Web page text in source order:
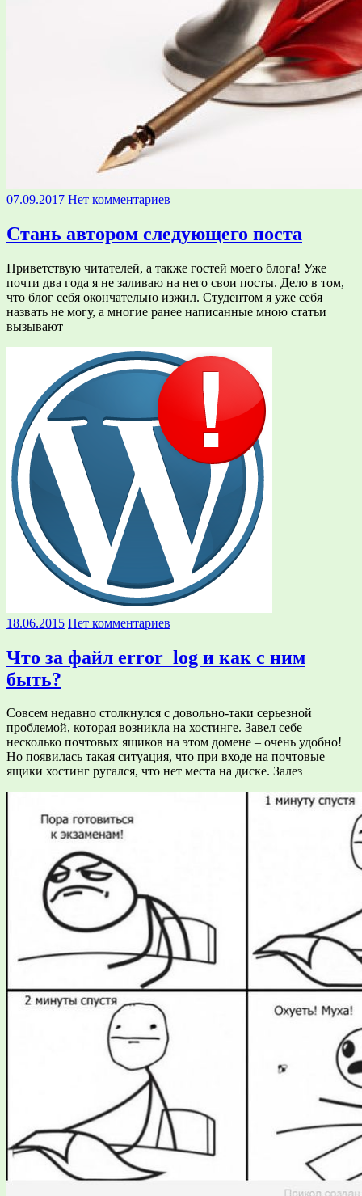
07.09.2017 Нет комментариев
Стань автором следующего поста
Приветствую читателей, а также гостей моего блога! Уже
почти два года я не заливаю на него свои посты. Дело в том,
что блог себя окончательно изжил. Студентом я уже себя
назвать не могу, а многие ранее написанные мною статьи
вызывают
18.06.2015 Нет комментариев
Что за файл error_log и как с ним
быть?
Совсем недавно столкнулся с довольно-таки серьезной
проблемой, которая возникла на хостинге. Завел себе
несколько почтовых ящиков на этом домене – очень удобно!
Но появилась такая ситуация, что при входе на почтовые
ящики хостинг ругался, что нет места на диске. Залез